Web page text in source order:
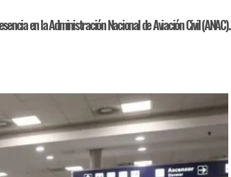
en la Administración Nacional de Aviación Civil